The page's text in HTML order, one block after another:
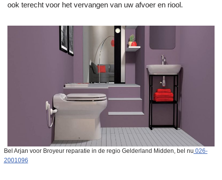
ook terecht voor het vervangen van uw afvoer en riool.
Bel Arjan voor Broyeur reparatie in de regio Gelderland Midden, bel nu 026-
2001096